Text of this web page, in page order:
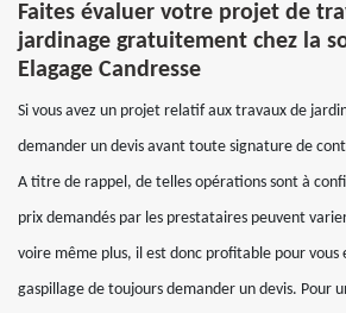
Faites évaluer votre projet de
jardinage gratuitement chez la
Elagage Candresse
Si vous avez un projet relatif aux travaux de
demander un devis avant toute signature de
A titre de rappel, de telles opérations sont à
prix demandés par les prestataires peuvent
voire même plus, il est donc profitable pour
gaspillage de toujours demander un devis. Pour